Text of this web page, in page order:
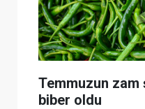
Temmuzun
biber oldu